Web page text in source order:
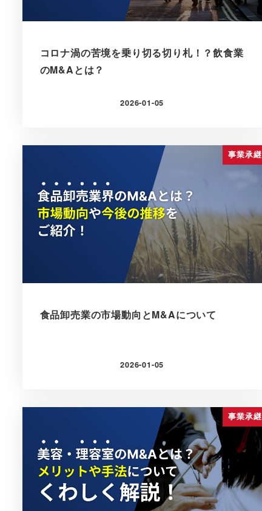
コロナ渦の苦境を乗り切る切り札！？飲食業
のM&Aとは？
更新日
2026-01-05
事業承継
食品卸売業の市場動向とM&Aについて
更新日
2026-01-05
事業承継